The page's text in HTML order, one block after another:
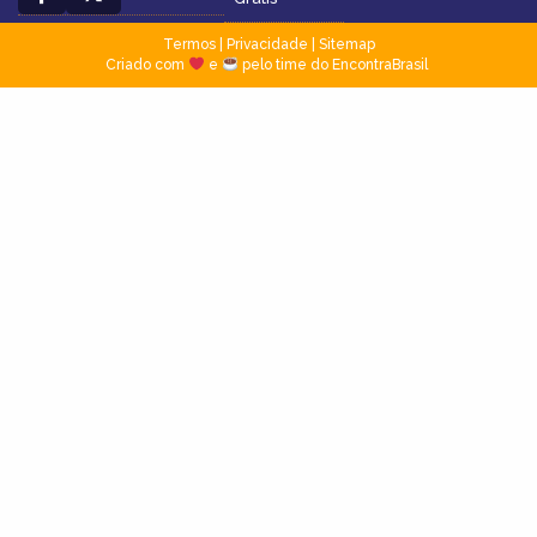
Termos| Privacidade
Sitemap
Criado com
e pelo time do EncontraBrasil